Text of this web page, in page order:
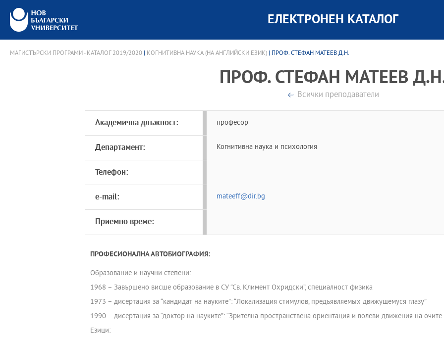
ЕЛЕКТРОНЕН КАТАЛОГ
МАГИСТЪРСКИ ПРОГРАМИ - КАТАЛОГ 2019/2020 КОГНИТИВНА НАУКА (НА АНГЛИЙСКИ ЕЗИК) | ПРОФ. СТЕФАН МАТЕЕВ Д.Н.
ПРОФ. СТЕФАН МАТЕЕВ
Всички преподаватели
Академична длъжност: професор
Департамент: Когнитивна наука и психология
Телефон:
e-mail: mateeff@dir.bg
Приемно време:
ПРОФЕСИОНАЛНА АВТОБИОГРАФИЯ:
Образование и научни степени:
1968 – Завършено висше образование в СУ “Св. Климент Охридски”, специалност физика
1973 – дисертация за “кандидат на науките”: “Локализация стимулов, предъявляемых движущемуся глазу”
1990 – дисертация за “доктор на науките”: “Зрителна пространствена ориентация и волеви движения на очите
Езици: